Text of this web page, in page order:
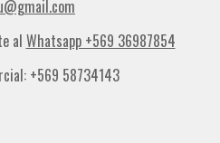
al Whatsapp +569 36987854
+569 58734143